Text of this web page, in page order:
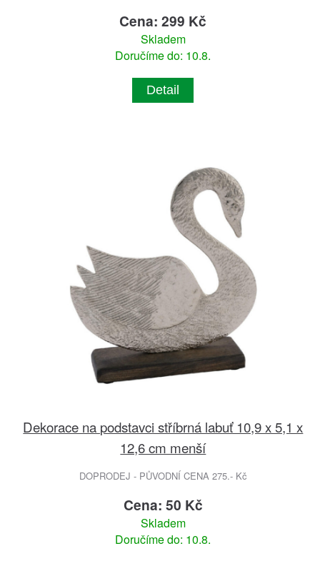
Cena: 299 Kč
Skladem
Doručíme do: 10.8.
Detail
Dekorace na podstavci stříbrná labuť 10,9 x 5,1 x
12,6 cm menší
DOPRODEJ - PŮVODNÍ CENA 275.- Kč
Cena: 50 Kč
Skladem
Doručíme do: 10.8.